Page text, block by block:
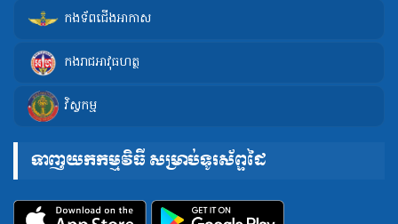
កងទ័ពជើងអាកាស
កងរាជអាវុធហត្ថ
វិស្វកម្ម
ទាញយកកម្មវិធី សម្រាប់ទូរស័ព្ទដៃ